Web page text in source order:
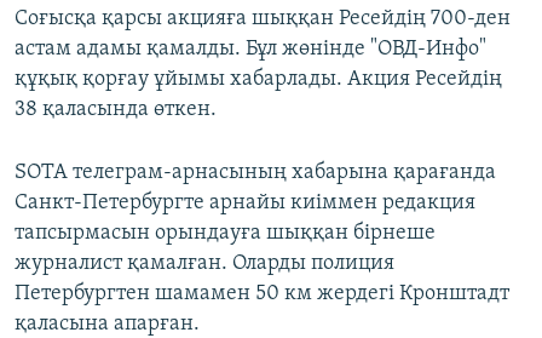
Соғысқа қарсы акцияға шыққан Ресейдің 700-ден
астам адамы қамалды. Бұл жөнінде "ОВД-Инфо"
құқық қорғау ұйымы хабарлады. Акция Ресейдің
38 қаласында өткен.
SOTA телеграм-арнасының хабарына қарағанда
Санкт-Петербургте арнайы киіммен редакция
тапсырмасын орындауға шыққан бірнеше
журналист қамалған. Оларды полиция
Петербургтен шамамен 50 км жердегі Кронштадт
қаласына апарған.